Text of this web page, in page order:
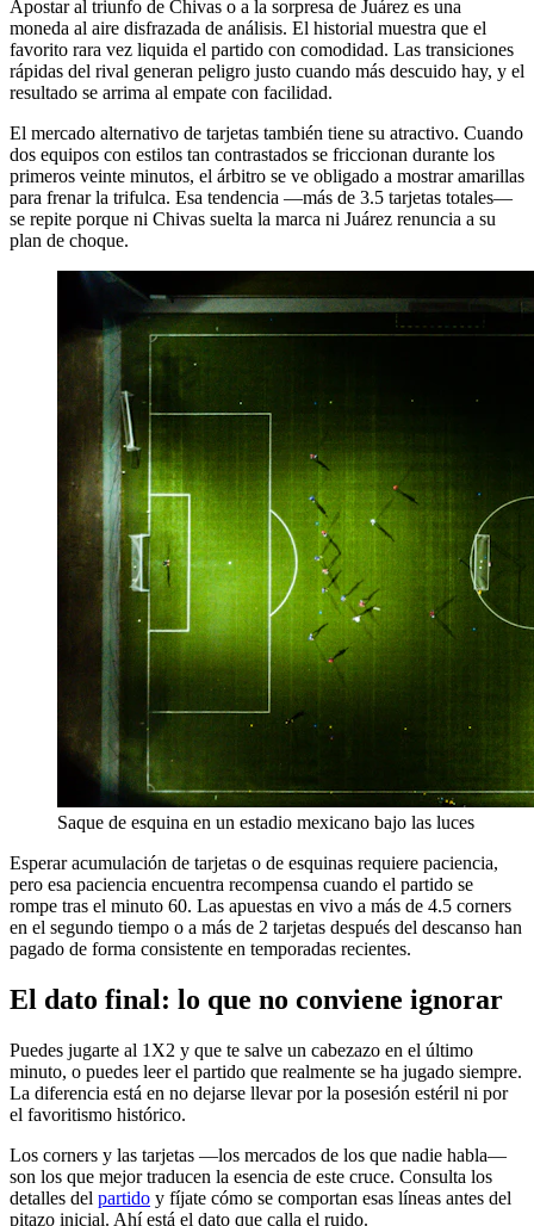
Apostar al triunfo de Chivas o a la sorpresa de Juárez es una
moneda al aire disfrazada de análisis. El historial muestra que el
favorito rara vez liquida el partido con comodidad. Las transiciones
rápidas del rival generan peligro justo cuando más descuido hay, y el
resultado se arrima al empate con facilidad.
El mercado alternativo de tarjetas también tiene su atractivo. Cuando
dos equipos con estilos tan contrastados se friccionan durante los
primeros veinte minutos, el árbitro se ve obligado a mostrar amarillas
para frenar la trifulca. Esa tendencia —más de 3.5 tarjetas totales—
se repite porque ni Chivas suelta la marca ni Juárez renuncia a su
plan de choque.
Saque de esquina en un estadio mexicano bajo las luces
Esperar acumulación de tarjetas o de esquinas requiere paciencia,
pero esa paciencia encuentra recompensa cuando el partido se
rompe tras el minuto 60. Las apuestas en vivo a más de 4.5 corners
en el segundo tiempo o a más de 2 tarjetas después del descanso han
pagado de forma consistente en temporadas recientes.
El dato final: lo que no conviene ignorar
Puedes jugarte al 1X2 y que te salve un cabezazo en el último
minuto, o puedes leer el partido que realmente se ha jugado siempre.
La diferencia está en no dejarse llevar por la posesión estéril ni por
el favoritismo histórico.
Los corners y las tarjetas —los mercados de los que nadie habla—
son los que mejor traducen la esencia de este cruce. Consulta los
detalles del partido y fíjate cómo se comportan esas líneas antes del
pitazo inicial. Ahí está el dato que calla el ruido.